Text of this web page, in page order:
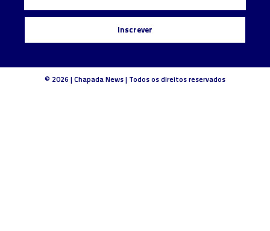
Inscrever
© 2026 | Chapada News | Todos os direitos reservados